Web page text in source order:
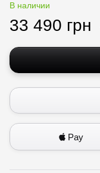
В наличии
33 490 грн
Pay